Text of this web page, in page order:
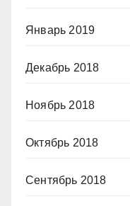
Январь 2019
Декабрь 2018
Ноябрь 2018
Октябрь 2018
Сентябрь 2018